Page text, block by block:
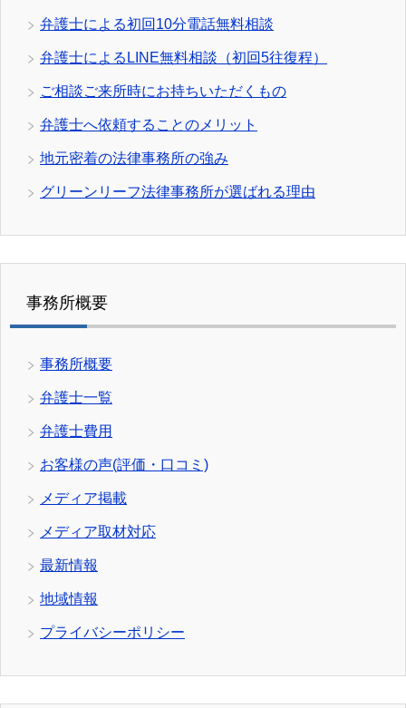
弁護士による初回10分電話無料相談
弁護士によるLINE無料相談（初回5往復程）
ご相談ご来所時にお持ちいただくもの
弁護士へ依頼することのメリット
地元密着の法律事務所の強み
グリーンリーフ法律事務所が選ばれる理由
事務所概要
事務所概要
弁護士一覧
弁護士費用
お客様の声(評価・口コミ)
メディア掲載
メディア取材対応
最新情報
地域情報
プライバシーポリシー